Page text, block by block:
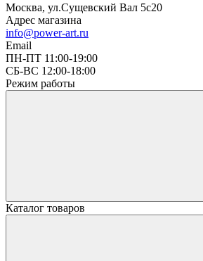
Москва, ул.Сущевский Вал 5с20
Адрес магазина
info@power-art.ru
Email
ПН-ПТ 11:00-19:00
СБ-ВС 12:00-18:00
Режим работы
Каталог товаров